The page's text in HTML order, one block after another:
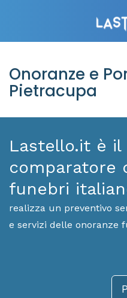
Onoranze e
Pietracupa
Lastello.it è il
comparatore
funebri
realizza un preventivo
e servizi delle onoranze